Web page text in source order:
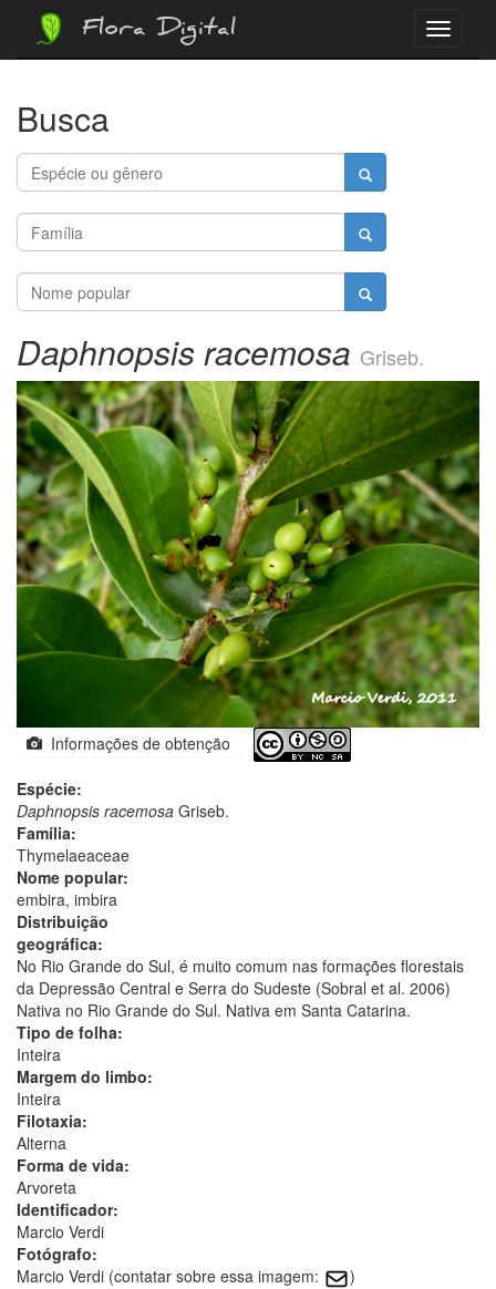
Menu
Flora Digital
Busca
Daphnopsis racemosa Griseb.
Informações de obtenção
Espécie:
Daphnopsis racemosa Griseb.
Família:
Thymelaeaceae
Nome popular:
embira, imbira
Distribuição
geográfica:
No Rio Grande do Sul, é muito comum nas formações florestais
da Depressão Central e Serra do Sudeste (Sobral et al. 2006)
Nativa no Rio Grande do Sul. Nativa em Santa Catarina.
Tipo de folha:
Inteira
Margem do limbo:
Inteira
Filotaxia:
Alterna
Forma de vida:
Arvoreta
Identificador:
Marcio Verdi
Fotógrafo:
Marcio Verdi (contatar sobre essa imagem:
)